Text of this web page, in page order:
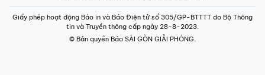
Giấy phép hoạt động Báo in và Báo Điện tử số 305/GP-BTTTT do Bộ Thông
tin và Truyền thông cấp ngày 28-8-2023.
© Bản quyền Báo SÀI GÒN GIẢI PHÓNG.